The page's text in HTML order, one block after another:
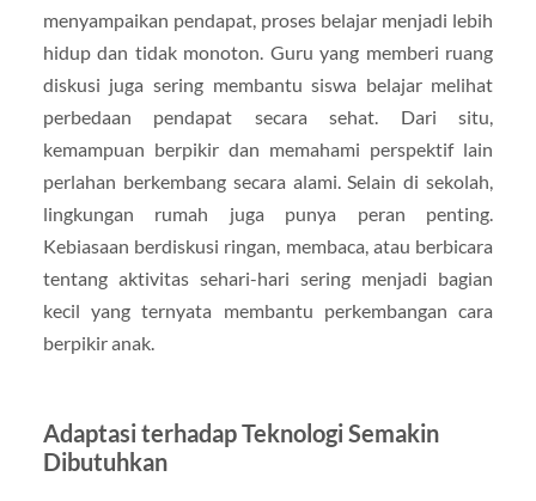
menyampaikan pendapat, proses belajar menjadi lebih
hidup dan tidak monoton. Guru yang memberi ruang
diskusi juga sering membantu siswa belajar melihat
perbedaan pendapat secara sehat. Dari situ,
kemampuan berpikir dan memahami perspektif lain
perlahan berkembang secara alami. Selain di sekolah,
lingkungan rumah juga punya peran penting.
Kebiasaan berdiskusi ringan, membaca, atau berbicara
tentang aktivitas sehari-hari sering menjadi bagian
kecil yang ternyata membantu perkembangan cara
berpikir anak.
Adaptasi terhadap Teknologi Semakin
Dibutuhkan